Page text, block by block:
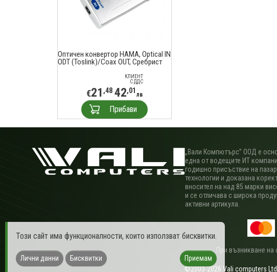
Оптичен конвертор HAMA, Optical IN
ODT (Toslink)/Coax OUT, Сребрист
КЛИЕНТ
С ДДС
€21 ,48 42,01 лв
Прибави
„Вали Компютърс” ООД е
една от водещите ИТ
годишно присъствие на
технологии и доказана
вносител на над 85 марки
и се отличава с широка
активни артикула.
При възникване
©2003-2026 Vali computers
Този сайт има функционалности, които използват бисквитки.
Лични данни Бисквитки Приемам